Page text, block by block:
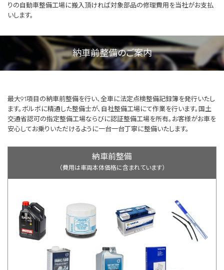
りの自動車整備工場に搬入頂ければ対象部品の修理費用を当社がお支払
いします。
納車前整備のご案内
最大91項目の納車前整備を行い、全車に法定点検整備記録簿を発行いたし
ます。ボルボに精通した整備士が、自社整備工場にて作業を行います。国土
交通省認可の指定整備工場ならびに認証整備工場を所有。お客様がお車を
安心してお乗りいただけるように一台一台丁寧に整備いたします。
納車前整備
（費用は車両本体価格に含まれています）